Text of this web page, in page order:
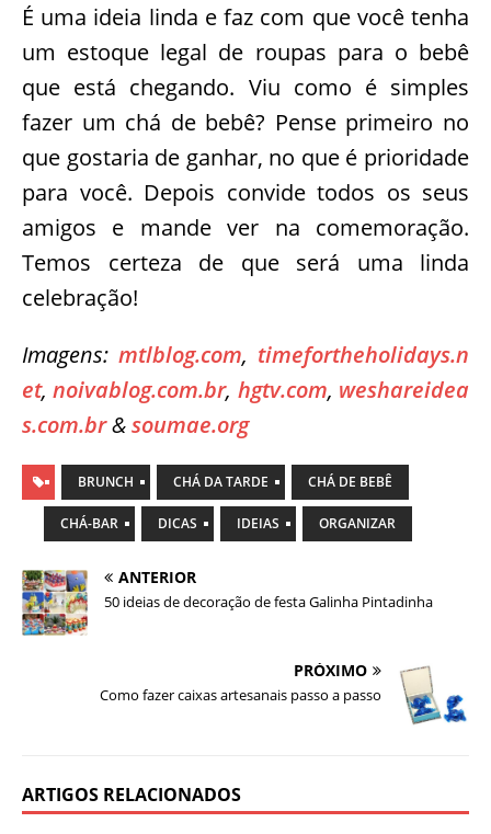
É uma ideia linda e faz com que você tenha
um estoque legal de roupas para o bebê
que está chegando. Viu como é simples
fazer um chá de bebê? Pense primeiro no
que gostaria de ganhar, no que é prioridade
para você. Depois convide todos os seus
amigos e mande ver na comemoração.
Temos certeza de que será uma linda
celebração!
Imagens: mtlblog.com, timefortheholidays.n
et,noivablog.com.br, hgtv.com, weshareidea
s.com.br&soumae.org
BRUNCH CHÁ DA TARDE CHÁ DE BEBÊ
CHÁ-BAR DICAS IDEIAS ORGANIZAR
ANTERIOR
50 ideias de decoração de festa Galinha Pintadinha
PRÓXIMO
Como fazer caixas artesanais passo a passo
ARTIGOS RELACIONADOS